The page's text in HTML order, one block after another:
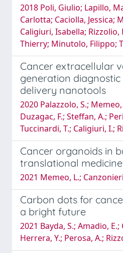
2018 Poli, Giulio; Lapillo,
Carlotta; Caciolla, Jessica;
Caligiuri, Isabella; Rizzolio,
Thierry; Minutolo, Filippo;
Cancer extracellular
generation
delivery nanotools
2020 Palazzolo, S.;
Duzagac, F.; Steffan, A.;
Tuccinardi, T.; Caligiuri, I.;
Cancer organoids in
translational medicine
2021 Memeo, L.;
Carbon dots for
a bright future
2021 Bayda, S.; Amadio,
Herrera, Y.; Perosa, A.;